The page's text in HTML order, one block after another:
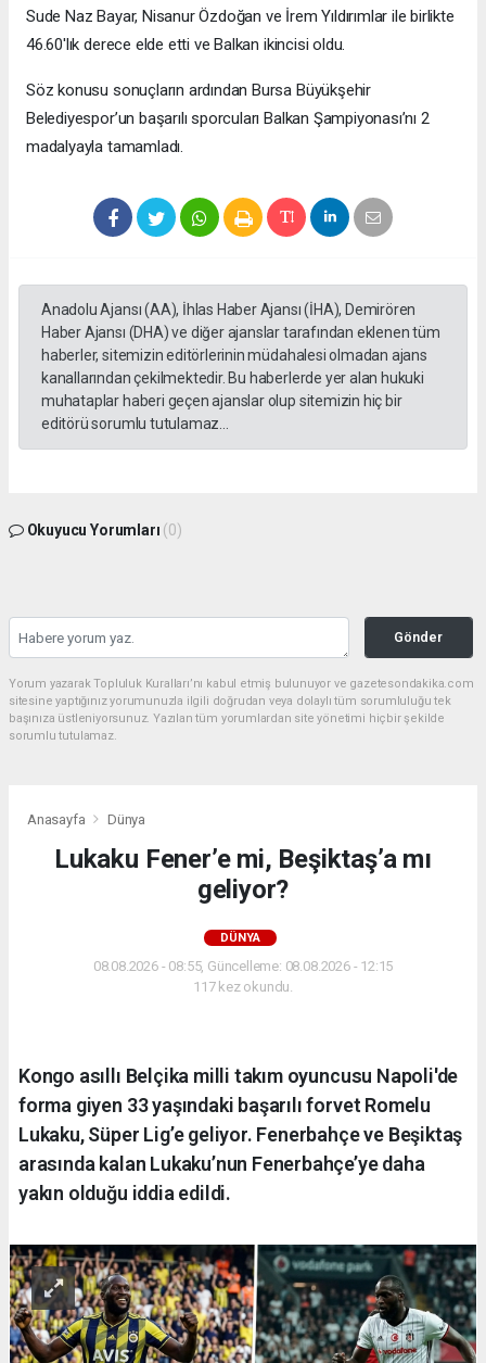
Sude Naz Bayar, Nisanur Özdoğan ve İrem Yıldırımlar ile birlikte
46.60'lık derece elde etti ve Balkan ikincisi oldu.
Söz konusu sonuçların ardından Bursa Büyükşehir
Belediyespor’un başarılı sporcuları Balkan Şampiyonası’nı 2
madalyayla tamamladı.
Anadolu Ajansı (AA), İhlas Haber Ajansı (İHA), Demirören
Haber Ajansı (DHA) ve diğer ajanslar tarafından eklenen tüm
haberler, sitemizin editörlerinin müdahalesi olmadan ajans
kanallarından çekilmektedir. Bu haberlerde yer alan hukuki
muhataplar haberi geçen ajanslar olup sitemizin hiç bir
editörü sorumlu tutulamaz...
Okuyucu Yorumları (0)
Gönder
Yorum yazarak Topluluk Kuralları’nı kabul etmiş bulunuyor ve gazetesondakika.com
sitesine yaptığınız yorumunuzla ilgili doğrudan veya dolaylı tüm sorumluluğu tek
başınıza üstleniyorsunuz. Yazılan tüm yorumlardan site yönetimi hiçbir şekilde
sorumlu tutulamaz.
Anasayfa Dünya
Lukaku Fener’e mi, Beşiktaş’a mı
geliyor?
DÜNYA
08.08.2026 - 08:55, Güncelleme: 08.08.2026 - 12:15
117 kez okundu.
Kongo asıllı Belçika milli takım oyuncusu Napoli'de
forma giyen 33 yaşındaki başarılı forvet Romelu
Lukaku, Süper Lig’e geliyor. Fenerbahçe ve Beşiktaş
arasında kalan Lukaku’nun Fenerbahçe’ye daha
yakın olduğu iddia edildi.